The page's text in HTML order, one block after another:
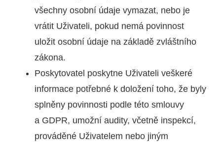
všechny osobní údaje vymazat, nebo je
vrátit Uživateli, pokud nemá povinnost
uložit osobní údaje na základě zvláštního
zákona.
Poskytovatel poskytne Uživateli veškeré
informace potřebné k doložení toho, že byly
splněny povinnosti podle této smlouvy
a GDPR, umožní audity, včetně inspekcí,
prováděné Uživatelem nebo jiným